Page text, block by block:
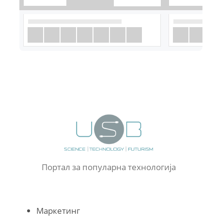
Портал за популарна технологија
Маркетинг